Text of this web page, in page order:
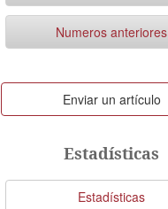
Numeros anteriores
Enviar
un
artículo
Enviar un artículo
Estadísticas
Estadísticas